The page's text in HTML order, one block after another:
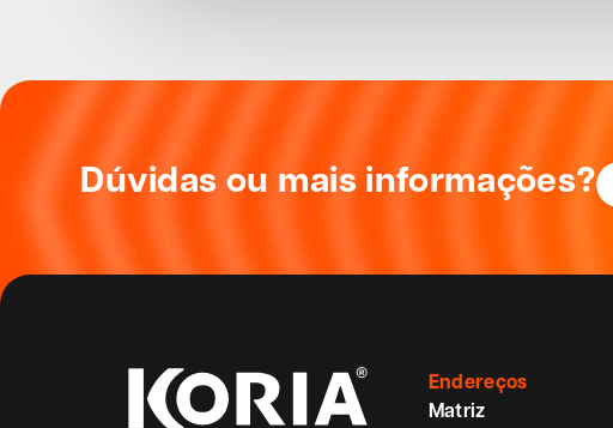
Dúvidas ou mais informações?
Endereços
Matriz